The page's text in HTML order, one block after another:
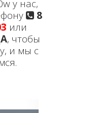
у нас,
8
или
, чтобы
и мы с